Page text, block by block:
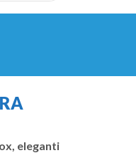
eleganti